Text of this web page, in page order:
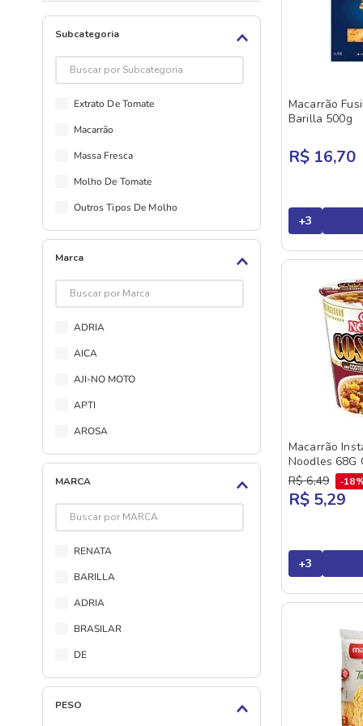
Subcategoria
Extrato De Tomate
Macarrão
Massa Fresca
Molho De Tomate
Outros Tipos De Molho
Marca
ADRIA
AICA
AJI-NO MOTO
APTI
AROSA
ASTECA
BARILLA
BASILAR
BIFUM
CIA DAS MASSAS
MARCA
RENATA
BARILLA
ADRIA
BRASILAR
DE
PETYBON
URBANO
PESO
Macarrão
Barilla 500g
R$ 16,70
+3
Macarrão
Noodles 68G
R$ 6,49
R$ 5,29
+3